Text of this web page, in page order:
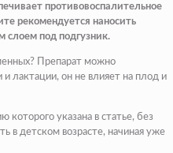
противовоспалительное
рекомендуется наносить
слоем под подгузник.
Препарат можно
и лактации, он не влияет на плод и
которого указана в статье, без
в детском возрасте, начиная уже